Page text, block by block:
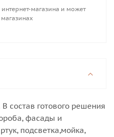
интернет-магазина и может
состав готового решения
фасады и
подсветка,мойка,